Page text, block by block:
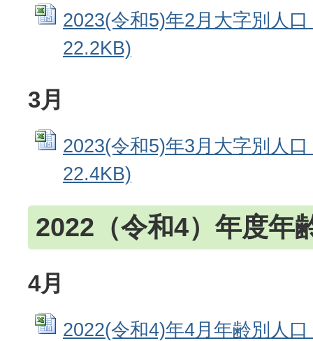
2023(令和5)年2月大字別人
22.2KB)
3月
2023(令和5)年3月大字別人
22.4KB)
2022（令和4）年度年
4月
2022(令和4)年4月年齢別人